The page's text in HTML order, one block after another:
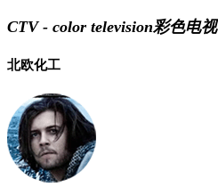
CTV - color television彩色电视
北欧化工